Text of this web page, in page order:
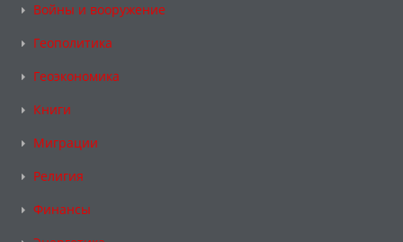
Войны и вооружение
Геополитика
Геоэкономика
Книги
Миграции
Религия
Финансы